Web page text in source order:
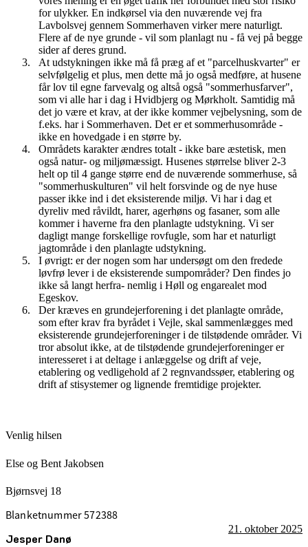
for ulykker. En indkørsel via den nuværende vej fra
Lavbolsvej gennem Sommerhaven virker mere naturligt.
Flere af de nye grunde - vil som planlagt nu - få vej på begge
sider af deres grund.
At udstykningen ikke må få præg af et "parcelhuskvarter" er
selvfølgelig et plus, men dette må jo også medføre, at husene
får lov til egne farvevalg og altså også "sommerhusfarver",
som vi alle har i dag i Hvidbjerg og Mørkholt. Samtidig må
det jo være et krav, at der ikke kommer vejbelysning, som de
f.eks. har i Sommerhaven. Det er et sommerhusområde -
ikke en hovedgade i en større by.
Områdets karakter ændres totalt - ikke bare æstetisk, men
også natur- og miljømæssigt. Husenes størrelse bliver 2-3
helt op til 4 gange større end de nuværende sommerhuse, så
"sommerhuskulturen" vil helt forsvinde og de nye huse
passer ikke ind i det eksisterende miljø. Vi har i dag et
dyreliv med råvildt, harer, agerhøns og fasaner, som alle
kommer i haverne fra den planlagte udstykning. Vi ser
dagligt mange forskellige rovfugle, som har et naturligt
jagtområde i den planlagte udstykning.
I øvrigt: er der nogen som har undersøgt om den fredede
løvfrø lever i de eksisterende sumpområder? Den findes jo
ikke så langt herfra- nemlig i Høll og engarealet mod
Egeskov.
Der kræves en grundejerforening i det planlagte område,
som efter krav fra byrådet i Vejle, skal sammenlægges med
eksisterende grundejerforeninger i de tilstødende områder. Vi
tror absolut ikke, at de tilstødende grundejerforeninger er
interesseret i at deltage i anlæggelse og drift af veje,
etablering og vedligehold af 2 regnvandssøer, etablering og
drift af stisystemer og lignende fremtidige projekter.
Venlig hilsen
Else og Bent Jakobsen
Bjørnsvej 18
Blanketnummer 572388
Jesper Danø
21. oktober 2025